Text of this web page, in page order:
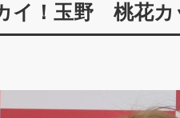
イ！玉野 桃花カ